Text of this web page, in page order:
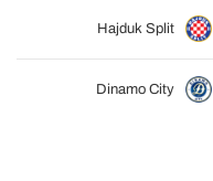
Hajduk Split
Dinamo City